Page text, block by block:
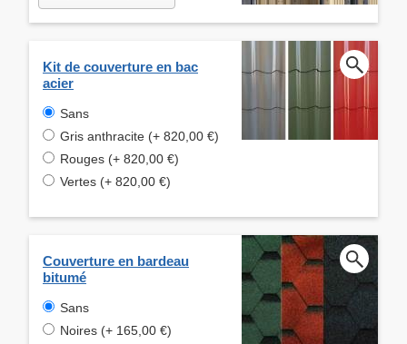
Kit de couverture en bac
acier
Sans
Gris anthracite (+ 820,00 €)
Rouges (+ 820,00 €)
Vertes (+ 820,00 €)
Couverture en bardeau
bitumé
Sans
Noires (+ 165,00 €)